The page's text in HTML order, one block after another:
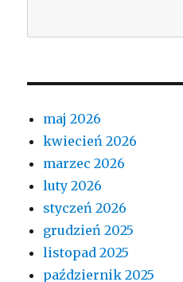
maj 2026
kwiecień 2026
marzec 2026
luty 2026
styczeń 2026
grudzień 2025
listopad 2025
październik 2025